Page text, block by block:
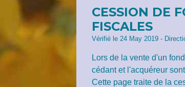
CESSION DE
FISCALES
Vérifié le 24 May 2019 -
Lors de la vente d'un
cédant et l'acquéreur
Cette page traite de la